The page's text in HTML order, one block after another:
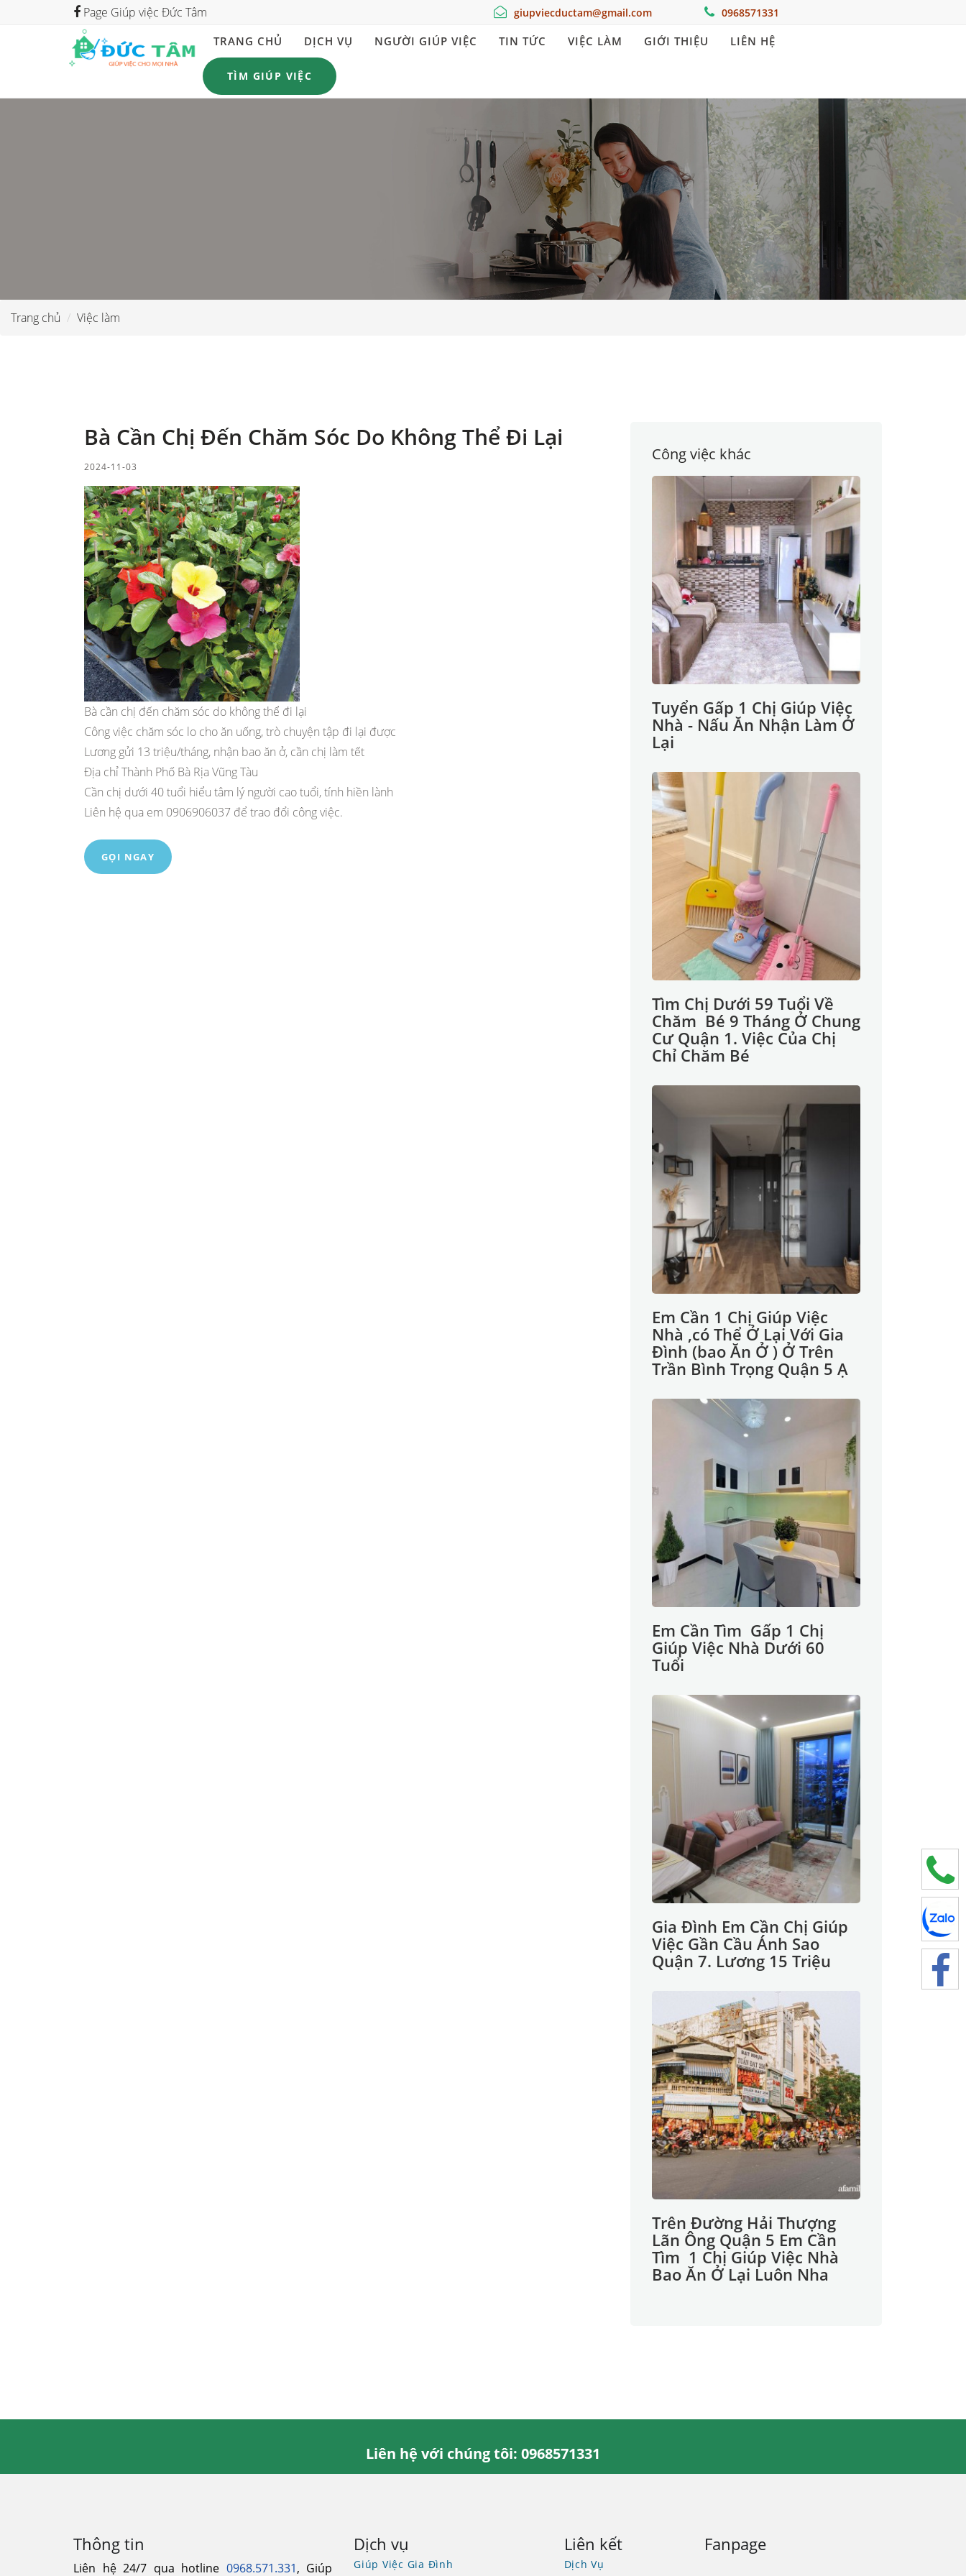
Page Giúp việc Đức Tâm giupviecductam@gmail.com 0968571331
TRANG CHỦ DỊCH VỤ NGƯỜI GIÚP VIỆC TIN TỨC VIỆC LÀM GIỚI THIỆU LIÊN HỆ
TÌM GIÚP VIỆC
Trang chủ Việc làm
Bà Cần Chị Đến Chăm Sóc Do Không Thể Đi Lại
2024-11-03
Bà cần chị đến chăm sóc do không thể đi lại
Công việc chăm sóc lo cho ăn uống, trò chuyện tập đi lại được
Lương gửi 13 triệu/tháng, nhận bao ăn ở, cần chị làm tết
Địa chỉ Thành Phố Bà Rịa Vũng Tàu
Cần chị dưới 40 tuổi hiểu tâm lý người cao tuổi, tính hiền lành
Liên hệ qua em 0906906037 để trao đổi công việc.
GỌI NGAY
Công việc khác
Tuyển Gấp 1 Chị Giúp Việc
Nhà - Nấu Ăn Nhận Làm Ở
Lại
Tìm Chị Dưới 59 Tuổi Về
Chăm Bé 9 Tháng Ở Chung
Cư Quận 1. Việc Của Chị
Chỉ Chăm Bé
Em Cần 1 Chị Giúp Việc
Nhà ,có Thể Ở Lại Với Gia
Đình (bao Ăn Ở ) Ở Trên
Trần Bình Trọng Quận 5 Ạ
Em Cần Tìm Gấp 1 Chị
Giúp Việc Nhà Dưới 60
Tuổi
Gia Đình Em Cần Chị Giúp
Việc Gần Cầu Ánh Sao
Quận 7. Lương 15 Triệu
Trên Đường Hải Thượng
Lãn Ông Quận 5 Em Cần
Tìm 1 Chị Giúp Việc Nhà
Bao Ăn Ở Lại Luôn Nha
Liên hệ với chúng tôi: 0968571331
Thông tin
Liên hệ 24/7 qua hotline 0968.571.331, Giúp
Dịch vụ
Giúp Việc Gia Đình
Liên kết
Dịch Vụ
Fanpage